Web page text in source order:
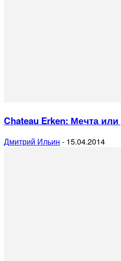
Chateau Erken: Мечта
Дмитрий Ильин - 15.04.2014